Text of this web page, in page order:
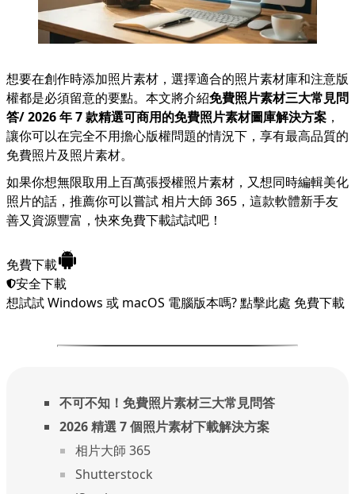
想要在創作時添加照片素材，選擇適合的照片素材庫和注意版
權都是必須留意的要點。本文將介紹免費照片素材三大常見問
答/ 2026 年 7 款精選可商用的免費照片素材圖庫解決方案 ，
讓你可以在完全不用擔心版權問題的情況下，享有最高品質的
免費照片及照片素材。
如果你想無限取用上百萬張授權照片素材，又想同時編輯美化
照片的話，推薦你可以嘗試相片大師 365 ，這款軟體新手友
善又資源豐富，快來免費下載試試吧！
免費下載
安全下載
想試試 Windows 或 macOS 電腦版本嗎?點擊此處 免費下載
不可不知！免費照片素材三大常見問答
2026 精選 7 個照片素材下載解決方案
相片大師 365
Shutterstock